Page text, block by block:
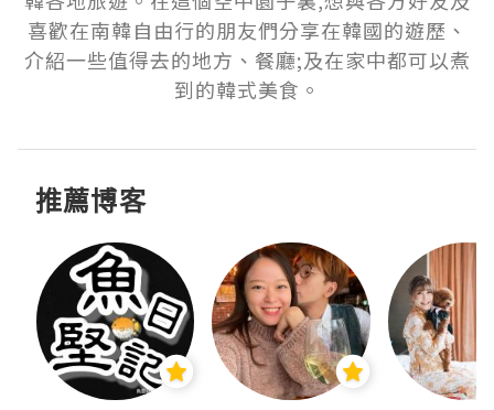
喜歡在南韓自由行的朋友們分享在韓國的遊歷、
介紹一些值得去的地方、餐廳;及在家中都可以煮
到的韓式美食。
推薦博客